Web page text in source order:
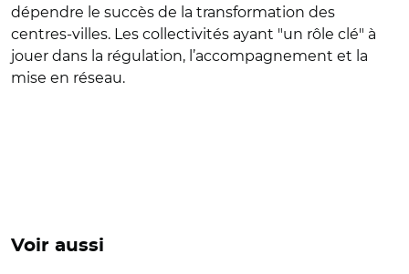
dépendre le succès de la transformation des
centres-villes. Les collectivités ayant "un rôle clé" à
jouer dans la régulation, l’accompagnement et la
mise en réseau.
Voir aussi